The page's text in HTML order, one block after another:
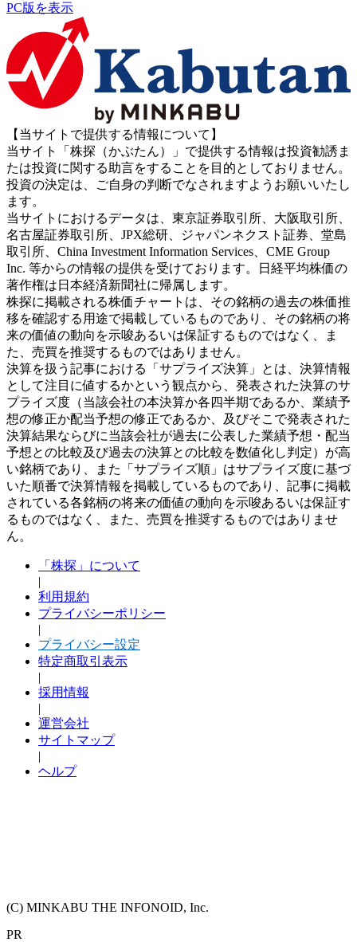
PC版を表示
【当サイトで提供する情報について】
当サイト「株探（かぶたん）」で提供する情報は投資勧誘ま
たは投資に関する助言をすることを目的としておりません。
投資の決定は、ご自身の判断でなされますようお願いいたし
ます。
当サイトにおけるデータは、東京証券取引所、大阪取引所、
名古屋証券取引所、JPX総研、ジャパンネクスト証券、堂島
取引所、China Investment Information Services、CME Group
Inc. 等からの情報の提供を受けております。日経平均株価の
著作権は日本経済新聞社に帰属します。
株探に掲載される株価チャートは、その銘柄の過去の株価推
移を確認する用途で掲載しているものであり、その銘柄の将
来の価値の動向を示唆あるいは保証するものではなく、ま
た、売買を推奨するものではありません。
決算を扱う記事における「サプライズ決算」とは、決算情報
として注目に値するかという観点から、発表された決算のサ
プライズ度（当該会社の本決算か各四半期であるか、業績予
想の修正か配当予想の修正であるか、及びそこで発表された
決算結果ならびに当該会社が過去に公表した業績予想・配当
予想との比較及び過去の決算との比較を数値化し判定）が高
い銘柄であり、また「サプライズ順」はサプライズ度に基づ
いた順番で決算情報を掲載しているものであり、記事に掲載
されている各銘柄の将来の価値の動向を示唆あるいは保証す
るものではなく、また、売買を推奨するものではありませ
ん。
「株探」について
|
利用規約
プライバシーポリシー
|
プライバシー設定
特定商取引表示
|
採用情報
|
運営会社
サイトマップ
|
ヘルプ
(C) MINKABU THE INFONOID, Inc.
PR